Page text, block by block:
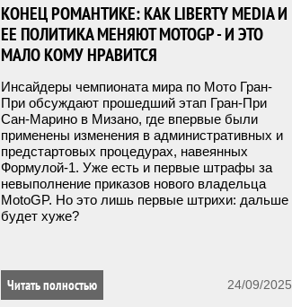
КОНЕЦ РОМАНТИКЕ: КАК LIBERTY MEDIA И
ЕЕ ПОЛИТИКА МЕНЯЮТ MOTOGP - И ЭТО
МАЛО КОМУ НРАВИТСЯ
Инсайдеры чемпионата мира по Мото Гран-
При обсуждают прошедший этап Гран-При
Сан-Марино в Мизано, где впервые были
применены изменения в административных и
предстартовых процедурах, навеянных
Формулой-1. Уже есть и первые штрафы за
невыполнение приказов нового владельца
MotoGP. Но это лишь первые штрихи: дальше
будет хуже?
24/09/2025
Читать полностью